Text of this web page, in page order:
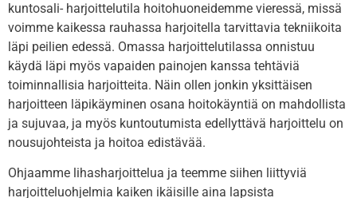
kuntosali- harjoittelutila hoitohuoneidemme vieressä, missä
voimme kaikessa rauhassa harjoitella tarvittavia tekniikoita
läpi peilien edessä. Omassa harjoittelutilassa onnistuu
käydä läpi myös vapaiden painojen kanssa tehtäviä
toiminnallisia harjoitteita. Näin ollen jonkin yksittäisen
harjoitteen läpikäyminen osana hoitokäyntiä on mahdollista
ja sujuvaa, ja myös kuntoutumista edellyttävä harjoittelu on
nousujohteista ja hoitoa edistävää.
Ohjaamme lihasharjoittelua ja teemme siihen liittyviä
harjoitteluohjelmia kaiken ikäisille aina lapsista